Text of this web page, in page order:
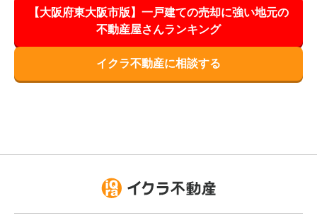
【大阪府東大阪市版】一戸建ての売却に強い地元の
不動産屋さんランキング
イクラ不動産に相談する